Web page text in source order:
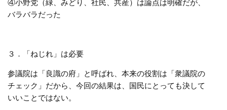
④小野党（緑、みどり、社民、共産）は論点は明確だが、
バラバラだった
３．「ねじれ」は必要
参議院は「良識の府」と呼ばれ、本来の役割は「衆議院の
チェック」だから、今回の結果は、国民にとっても決して
いいことではない。